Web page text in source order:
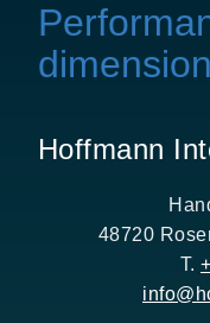
Hoffmann
48720
T.